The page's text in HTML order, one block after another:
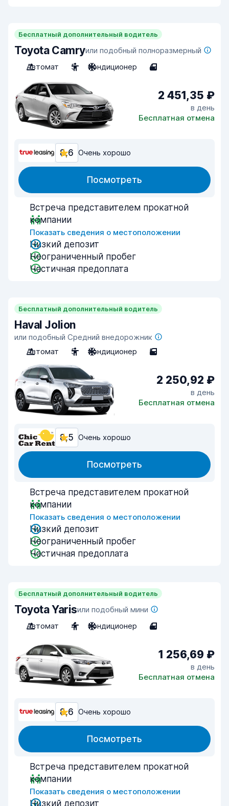
Бесплатный дополнительный водитель
Toyota Camryили подобный полноразмерный
Автомат
5 Кондиционер 4
2 451,35 ₽
в день
Бесплатная отмена
8,6 Очень хорошо
Посмотреть
Встреча представителем прокатной
компании
Показать сведения о местоположении
Низкий депозит
Неограниченный пробег
Частичная предоплата
Бесплатный дополнительный водитель
Haval Jolion
или подобный Средний внедорожник
Автомат
5 Кондиционер 5
2 250,92 ₽
в день
Бесплатная отмена
8,5 Очень хорошо
Посмотреть
Встреча представителем прокатной
компании
Показать сведения о местоположении
Низкий депозит
Неограниченный пробег
Частичная предоплата
Бесплатный дополнительный водитель
Toyota Yarisили подобный мини
Автомат
4 Кондиционер 4
1 256,69 ₽
в день
Бесплатная отмена
8,6 Очень хорошо
Посмотреть
Встреча представителем прокатной
компании
Показать сведения о местоположении
Низкий депозит